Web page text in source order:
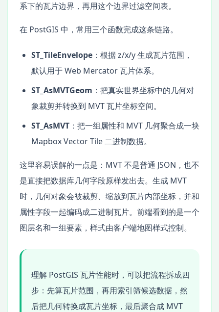
系下的瓦片边界，再用这个边界过滤空间表。
在 PostGIS 中，常用三个函数完成这条链路。
ST_TileEnvelope ：根据 z/x/y 生成瓦片范围，
默认用于 Web Mercator 瓦片体系。
ST_AsMVTGeom ：把真实世界坐标中的几何对
象裁剪并转换到 MVT 瓦片坐标空间。
ST_AsMVT ：把一组属性和 MVT 几何聚合成一块
Mapbox Vector Tile 二进制数据。
这里容易误解的一点是：MVT 不是普通 JSON，也不
是直接把数据库几何字段原样发出去。生成 MVT
时，几何对象会被裁剪、缩放到瓦片内部坐标，并和
属性字段一起编码成二进制瓦片。前端看到的是一个
图层名和一组要素，样式由客户端地图样式控制。
理解 PostGIS 瓦片性能时，可以把流程拆成四
步：先算瓦片范围，再用索引筛候选数据，然
后把几何转换成瓦片坐标，最后聚合成 MVT